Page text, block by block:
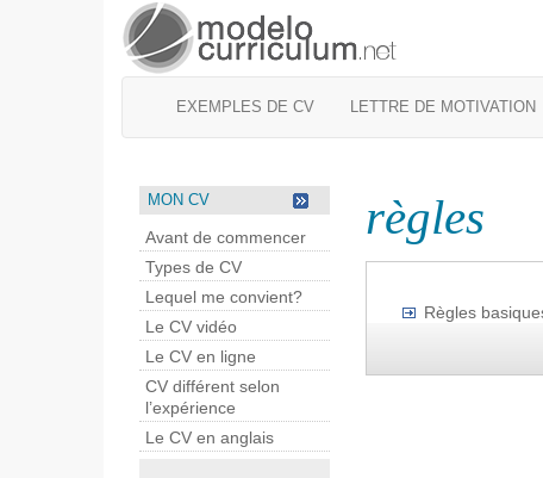
EXEMPLES DE CV LETTRE DE MOTIVATION
MON CV
Avant de commencer
Types de CV
Lequel me convient?
Le CV vidéo
Le CV en ligne
CV différent selon
l’expérience
Le CV en anglais
règles
Règles